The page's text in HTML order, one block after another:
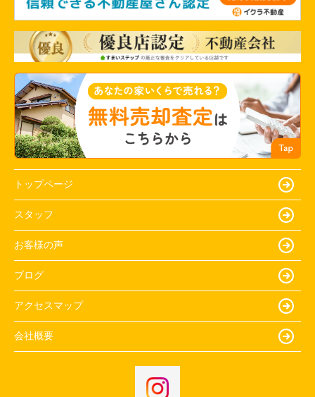
トップページ
スタッフ
お客様の声
ブログ
アクセスマップ
会社概要